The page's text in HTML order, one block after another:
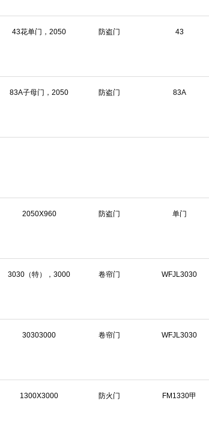
43花单门，2050 防盗门 43
83A子母门，2050 防盗门 83A
2050X960 防盗门 单门
3030（特），3000 卷帘门 WFJL3030
30303000 卷帘门 WFJL3030
1300X3000 防火门 FM1330甲